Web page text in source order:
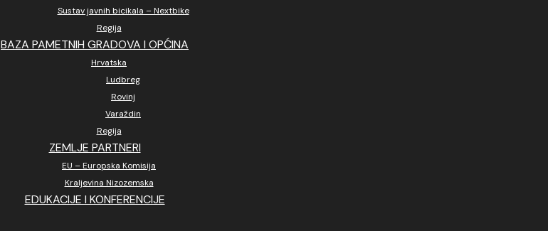
Sustav javnih bicikala – Nextbike
Regija
BAZA PAMETNIH GRADOVA I OPĆINA
Hrvatska
Ludbreg
Rovinj
Varaždin
Regija
ZEMLJE PARTNERI
EU – Europska Komisija
Kraljevina Nizozemska
EDUKACIJE I KONFERENCIJE